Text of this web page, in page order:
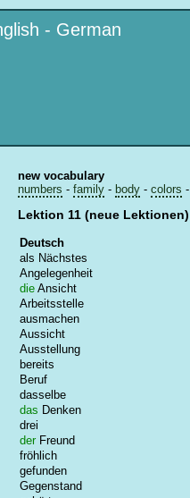
- German
new vocabulary
numbers - family - body - colors -
Lektion 11 (neue Lektionen)
Deutsch
als Nächstes
Angelegenheit
die Ansicht
Arbeitsstelle
ausmachen
Aussicht
Ausstellung
bereits
Beruf
dasselbe
das Denken
drei
der Freund
fröhlich
gefunden
Gegenstand